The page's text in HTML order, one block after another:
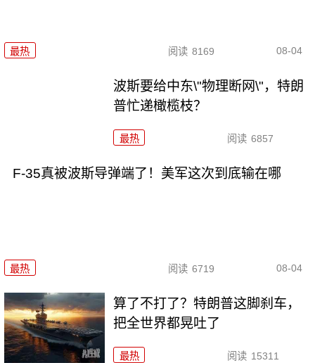
最热 阅读 8169 08-04
波斯要给中东\"物理断网\"，特朗
普忙递橄榄枝？
最热 阅读 6857
F-35真被波斯导弹端了！美军这次到底输在哪
最热 阅读 6719 08-04
算了不打了？特朗普这脚刹车，
把全世界都晃吐了
最热 阅读 15311